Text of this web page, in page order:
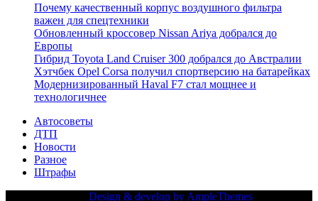
Почему качественный корпус воздушного фильтра
важен для спецтехники
Обновленный кроссовер Nissan Ariya добрался до
Европы
Гибрид Toyota Land Cruiser 300 добрался до Австралии
Хэтчбек Opel Corsa получил спортверсию на батарейках
Модернизированный Haval F7 стал мощнее и
технологичнее
Автосоветы
ДТП
Новости
Разное
Штрафы
Design & develop by AmpleThemes